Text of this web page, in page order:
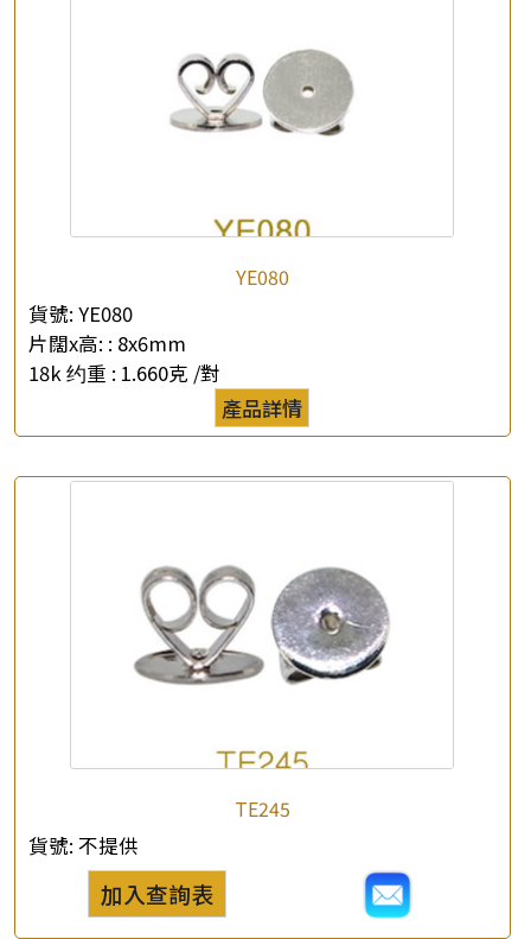
e-mail
聯絡電話
YE080
貨號: YE080
片闊x高: : 8x6mm
18k 约重 : 1.660克 /對
產品詳情
TE245
貨號: 不提供
加入查詢表